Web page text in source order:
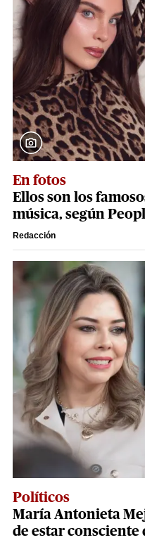
En fotos
Ellos son los
música, según
Redacción
Políticos
María Antonieta
de estar consciente